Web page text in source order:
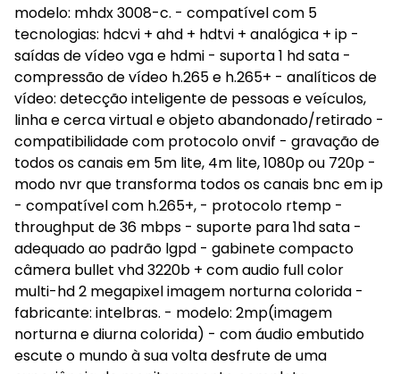
modelo: mhdx 3008-c. - compatível com 5
tecnologias: hdcvi + ahd + hdtvi + analógica + ip -
saídas de vídeo vga e hdmi - suporta 1 hd sata -
compressão de vídeo h.265 e h.265+ - analíticos de
vídeo: detecção inteligente de pessoas e veículos,
linha e cerca virtual e objeto abandonado/retirado -
compatibilidade com protocolo onvif - gravação de
todos os canais em 5m lite, 4m lite, 1080p ou 720p -
modo nvr que transforma todos os canais bnc em ip
- compatível com h.265+, - protocolo rtemp -
throughput de 36 mbps - suporte para 1hd sata -
adequado ao padrão lgpd - gabinete compacto
câmera bullet vhd 3220b + com audio full color
multi-hd 2 megapixel imagem norturna colorida -
fabricante: intelbras. - modelo: 2mp(imagem
norturna e diurna colorida) - com áudio embutido
escute o mundo à sua volta desfrute de uma